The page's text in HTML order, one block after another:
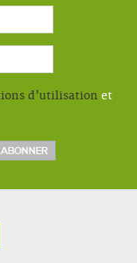
d’utilisation et